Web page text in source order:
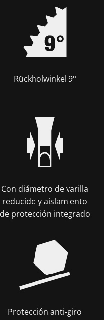
Rückholwinkel 9°
Con diámetro de varilla
reducido y aislamiento
de protección integrado
Protección anti-giro